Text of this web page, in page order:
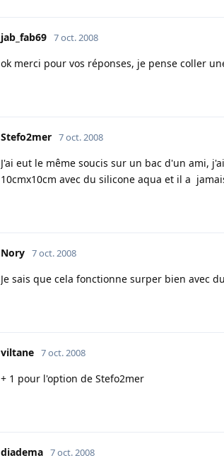
jab_fab69 7 oct. 2008
ok merci pour vos réponses, je pense coller
Stefo2mer 7 oct. 2008
J'ai eut le même soucis sur un bac d'un ami,
10cmx10cm avec du silicone aqua et il a
Nory 7 oct. 2008
Je sais que cela fonctionne surper bien avec
viltane 7 oct. 2008
+ 1 pour l'option de Stefo2mer
diadema 7 oct. 2008